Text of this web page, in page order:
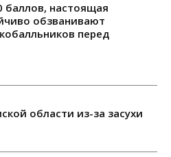
баллов, настоящая
обзванивают
перед
области из-за засухи